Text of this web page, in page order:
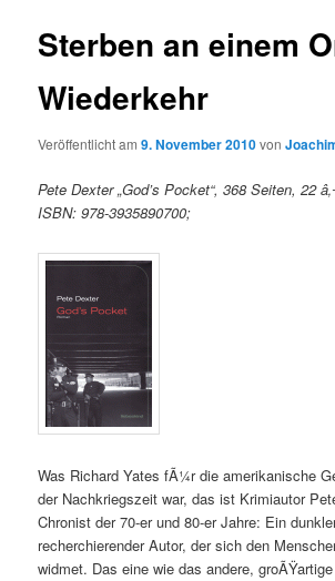
Sterben an einem
Wiederkehr
Veröffentlicht am9. November 2010von
Pete Dexter „God’s Pocket“, 368 Seiten, 22
ISBN: 978-3935890700;
Was Richard Yates fÃ¼r die amerikanische
der Nachkriegszeit war, das ist Krimiautor
Chronist der 70-er und 80-er Jahre: Ein
recherchierender Autor, der sich den
widmet. Das eine wie das andere,